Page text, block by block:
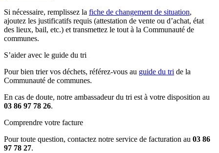
Si nécessaire, remplissez la fiche de changement de situation,
ajoutez les justificatifs requis (attestation de vente ou d’achat, état
des lieux, bail, etc.) et transmettez le tout à la Communauté de
communes.
S’aider avec le guide du tri
Pour bien trier vos déchets, référez-vous au guide du tri de la
Communauté de communes.
En cas de doute, notre ambassadeur du tri est à votre disposition au
03 86 97 78 26.
Comprendre votre facture
Pour toute question, contactez notre service de facturation au 03 86
97 78 27.